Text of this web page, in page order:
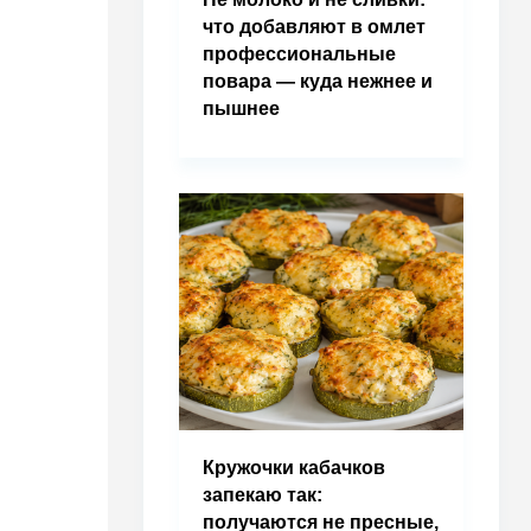
что добавляют в омлет
профессиональные
повара — куда нежнее и
пышнее
Кружочки кабачков
запекаю так:
получаются не пресные,